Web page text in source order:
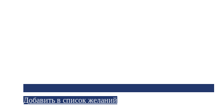
Добавить в список желаний